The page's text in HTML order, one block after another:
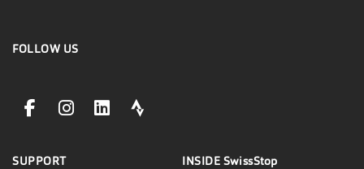
FOLLOW US
facebookLink
instagramLink
linkedinLinkstravaLink
SUPPORT
INSIDE SwissStop